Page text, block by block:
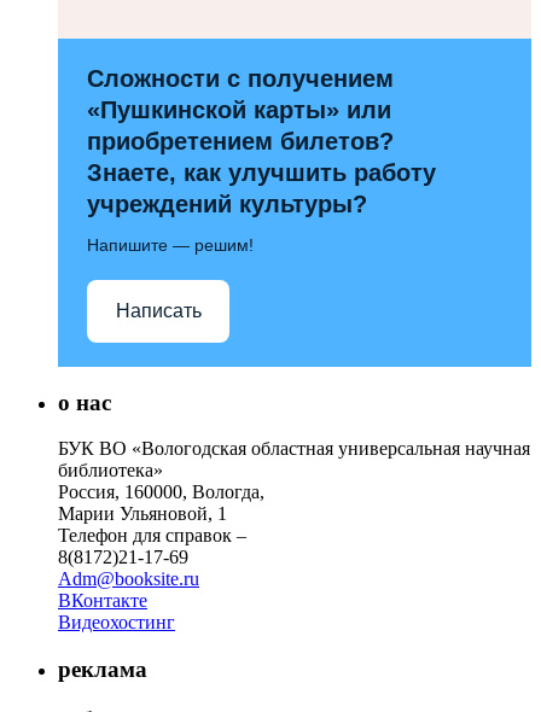
Сложности с получением
«Пушкинской карты» или
приобретением билетов?
Знаете, как улучшить работу
учреждений культуры?
Напишите — решим!
Написать
о нас
БУК ВО «Вологодская областная универсальная научная
библиотека»
Россия, 160000, Вологда,
Марии Ульяновой, 1
Телефон для справок –
8(8172)21-17-69
Adm@booksite.ru
ВКонтакте
Видеохостинг
реклама